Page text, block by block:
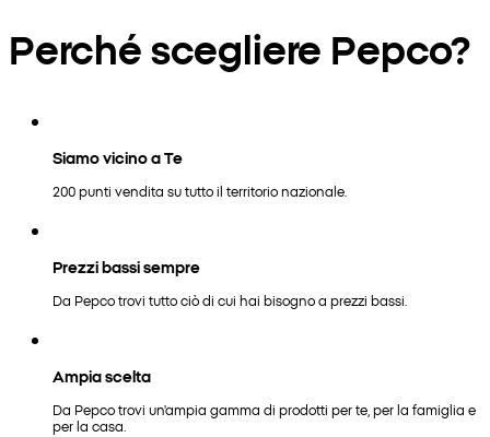
Perché scegliere Pepco?
Siamo vicino a Te
200 punti vendita su tutto il territorio nazionale.
Prezzi bassi sempre
Da Pepco trovi tutto ciò di cui hai bisogno a prezzi bassi.
Ampia scelta
Da Pepco trovi un'ampia gamma di prodotti per te, per la famiglia e
per la casa.